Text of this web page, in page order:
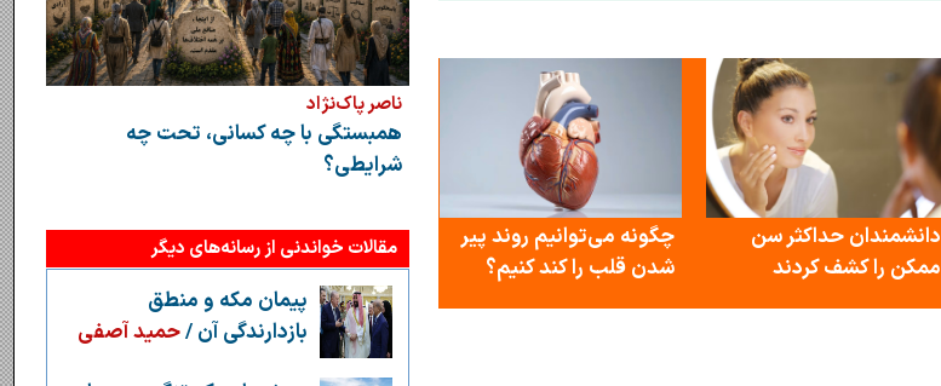
ناصر پاک‌نژاد
همبستگی با چه کسانی، تحت چه
شرایطی؟
مقالات خواندنی از رسانه‌های دیگر
پیمان مکه و منطق
بازدارندگی آن /حمید آصفی
دانشمندان حداکثر سن
ممکن را کشف کردند
چگونه می‌توانیم روند پیر
شدن قلب را کند کنیم؟